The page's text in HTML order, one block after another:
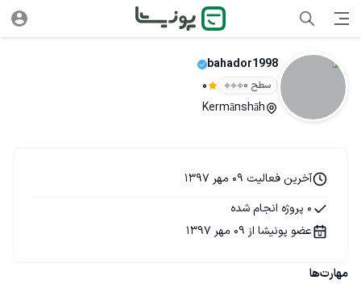
bahador1998
سطح ۰ 0
Kermānshāh
مهارت‌ها
آخرین فعالیت 09 مهر 1397
0 پروژه انجام شده
عضو پونیشا از 09 مهر 1397